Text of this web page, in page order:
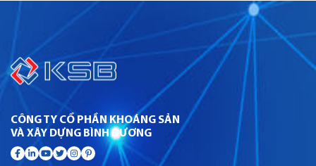
CÔNG TY CỔ PHẦN KHOÁNG SẢN
VÀ XÂY DỰNG BÌNH DƯƠNG